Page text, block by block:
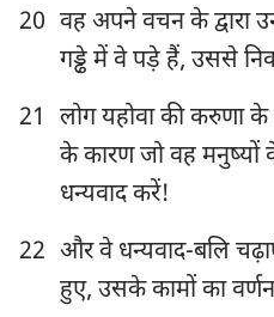
20 वह अपने वचन के द्वारा
गड्ढे में वे पड़े हैं, उससे
21
लोग यहोवा की करुणा
के कारण जो वह मनुष्यों
धन्यवाद करें!
22 और वे धन्यवाद-बलि
हुए, उसके कामों का